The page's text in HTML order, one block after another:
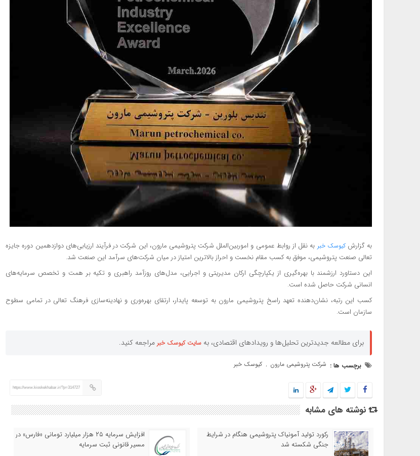
به گزارشکیوسک خبر به نقل از روابط عمومی و اموربین‌الملل شرکت پتروشیمی مارون، این شرکت در فرآیند ارزیابی‌های دوازدهمین دوره جایزه
تعالی صنعت پتروشیمی، موفق به کسب مقام نخست و احراز بالاترین امتیاز در میان شرکت‌های سرآمد این صنعت شد.
این دستاورد ارزشمند با بهره‌گیری از یکپارچگی ارکان مدیریتی و اجرایی، مدل‌های روزآمد راهبری و تکیه بر همت و تخصص سرمایه‌های
انسانی شرکت حاصل شده است.
کسب این رتبه، نشان‌دهنده تعهد راسخ پتروشیمی مارون به توسعه پایدار، ارتقای بهره‌وری و نهادینه‌سازی فرهنگ تعالی در تمامی سطوح
سازمان است.
برای مطالعه جدیدترین تحلیل‌ها و رویدادهای اقتصادی، به سایت کیوسک خبر مراجعه کنید.
برچسب ها : شرکت پتروشیمی مارون , کیوسک خبر
https://www.kioskekhabar.ir/?p=314727
نوشته های مشابه
رکورد تولید آمونیاک پتروشیمی هنگام در شرایط
جنگی شکسته شد
افزایش سرمایه ۲۵ هزار میلیارد تومانی «فارس» در
مسیر قانونی ثبت سرمایه